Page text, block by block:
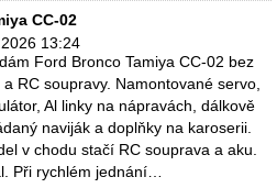
CC-02
13:24
Ford Bronco Tamiya CC-02 bez
a RC soupravy. Namontované servo,
Al linky na nápravách, dálkově
naviják a doplňky na karoserii.
v chodu stačí RC souprava a aku.
Při rychlém jednání…